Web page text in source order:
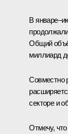
В
Общий
миллиард
Совместно
секторе и
Отмечу,